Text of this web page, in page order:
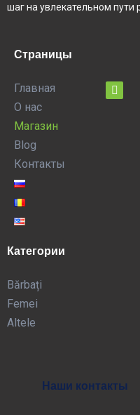
шаг на увлекательном пути
Страницы
Главная
О нас
Магазин
Blog
Контакты
Категории
Bărbați
Femei
Altele
Наши контакты